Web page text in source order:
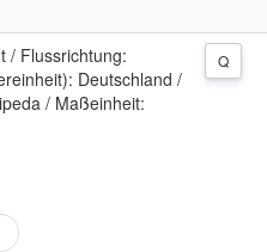
/ Flussrichtung:
Deutschland /
/ Maßeinheit:
Q